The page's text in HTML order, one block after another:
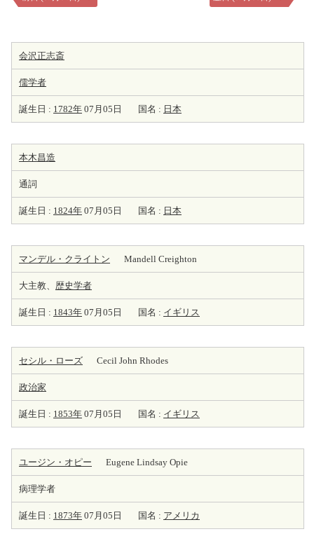
会沢正志斎
儒学者
誕生日 : 1782年 07月05日 国名 : 日本
本木昌造
通詞
誕生日 : 1824年 07月05日 国名 : 日本
マンデル・クライトン Mandell Creighton
大主教、 歴史学者
誕生日 : 1843年 07月05日 国名 : イギリス
セシル・ローズ Cecil John Rhodes
政治家
誕生日 : 1853年 07月05日 国名 : イギリス
ユージン・オピー Eugene Lindsay Opie
病理学者
誕生日 : 1873年 07月05日 国名 : アメリカ